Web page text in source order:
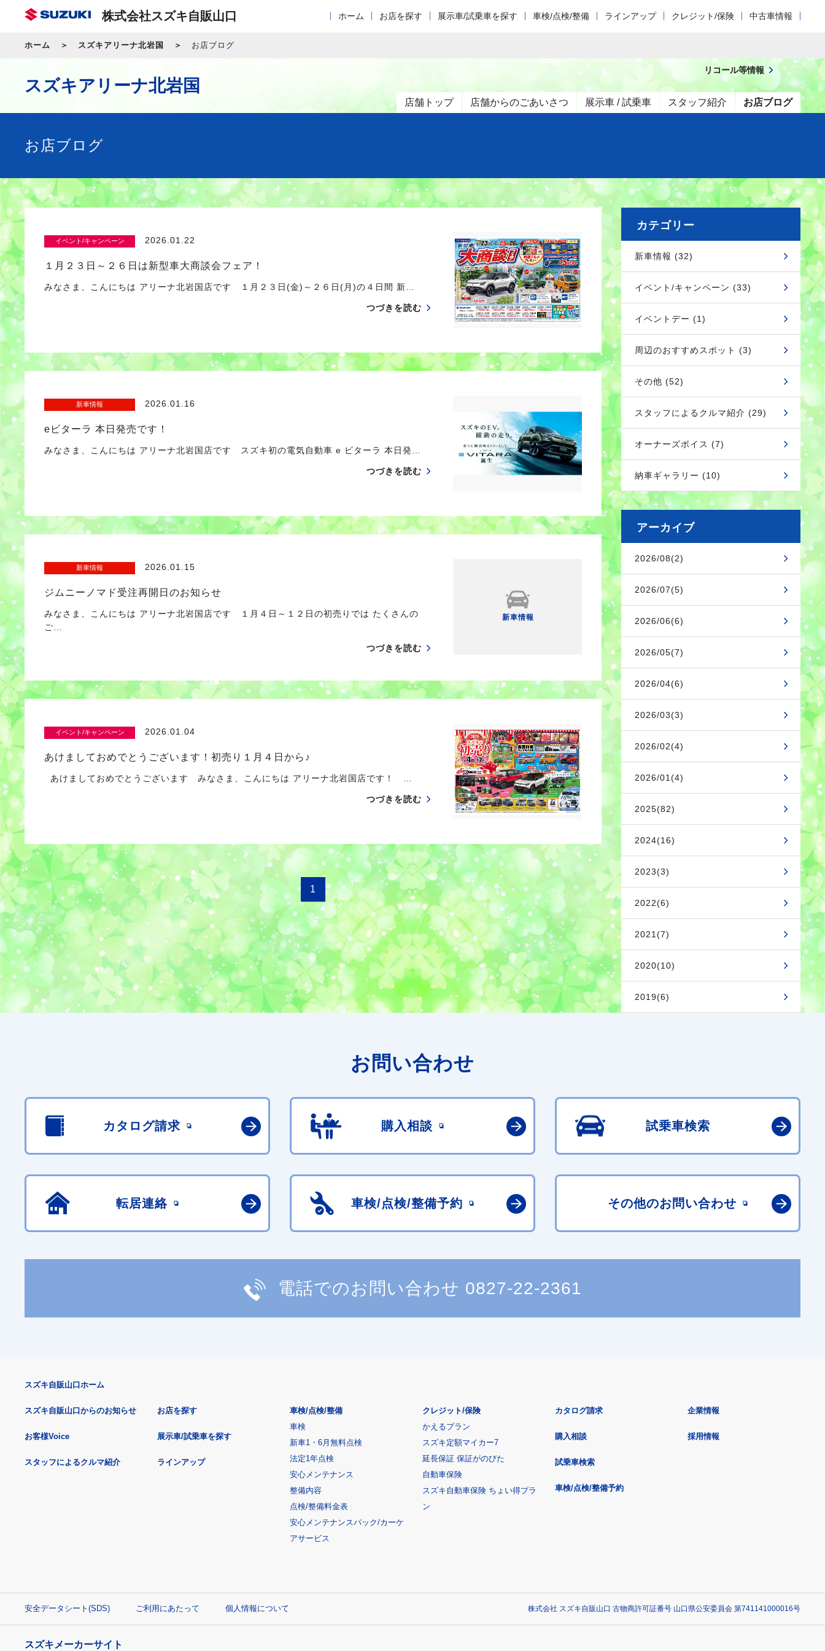
株式会社スズキ自販山口 ホーム お店を探す 展示車/試乗車を探す 車検/点検/整備 ラインアップ クレジット/保険 中古車情報
ホーム スズキアリーナ北岩国 お店ブログ
スズキアリーナ北岩国
店舗トップ 店舗からのごあいさつ 展示車 / 試乗車 スタッフ紹介 お店ブログ
リコール等情報
お店ブログ
イベント/キャンペーン 2026.01.22
１月２３日～２６日は新型車大商談会フェア！
みなさま、こんにちは アリーナ北岩国店です １月２３日(金)～２６日(月)の４日間 新…
つづきを読む
新車情報 2026.01.16
eビターラ 本日発売です！
みなさま、こんにちは アリーナ北岩国店です スズキ初の電気自動車 e ビターラ 本日発…
つづきを読む
新車情報 2026.01.15
ジムニーノマド受注再開日のお知らせ
みなさま、こんにちは アリーナ北岩国店です １月４日～１２日の初売りでは たくさんの
ご…
つづきを読む
新車情報
イベント/キャンペーン 2026.01.04
あけましておめでとうございます！初売り１月４日から♪
あけましておめでとうございます みなさま、こんにちは アリーナ北岩国店です！ …
つづきを読む
1
カテゴリー
新車情報 (32)
イベント/キャンペーン (33)
イベントデー (1)
周辺のおすすめスポット (3)
その他 (52)
スタッフによるクルマ紹介 (29)
オーナーズボイス (7)
納車ギャラリー (10)
アーカイブ
2026/08(2)
2026/07(5)
2026/06(6)
2026/05(7)
2026/04(6)
2026/03(3)
2026/02(4)
2026/01(4)
2025(82)
2024(16)
2023(3)
2022(6)
2021(7)
2020(10)
2019(6)
お問い合わせ
カタログ請求 購入相談 試乗車検索
転居連絡 車検/点検/整備予約 その他のお問い合わせ
電話でのお問い合わせ 0827-22-2361
スズキ自販山口ホーム
スズキ自販山口からのお知らせ
お客様Voice
スタッフによるクルマ紹介
お店を探す
展示車/試乗車を探す
ラインアップ
車検/点検/整備
車検
新車1・6月無料点検
法定1年点検
安心メンテナンス
整備内容
点検/整備料金表
安心メンテナンスパック/カーケ
アサービス
クレジット/保険
かえるプラン
スズキ定額マイカー7
延長保証 保証がのびた
自動車保険
スズキ自動車保険 ちょい得プラ
ン
カタログ請求
購入相談
試乗車検索
車検/点検/整備予約
企業情報
採用情報
安全データシート(SDS) ご利用にあたって 個人情報について 株式会社 スズキ自販山口 古物商許可証番号 山口県公安委員会 第741141000016号
スズキメーカーサイト